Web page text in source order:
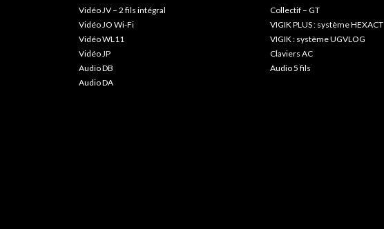
Vidéo JV – 2 fils intégral
Vidéo JO Wi-Fi
Vidéo WL11
Vidéo JP
Audio DB
Audio DA
Collectif – GT
VIGIK PLUS : système HEXACT
VIGIK : système UGVLOG
Claviers AC
Audio 5 fils